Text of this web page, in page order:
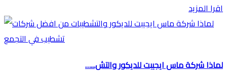
اقرا المزيد
لماذا شركة ماس ايجيبت للديكور والتش...…